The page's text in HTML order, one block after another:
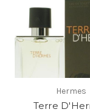
Hermes
Terre